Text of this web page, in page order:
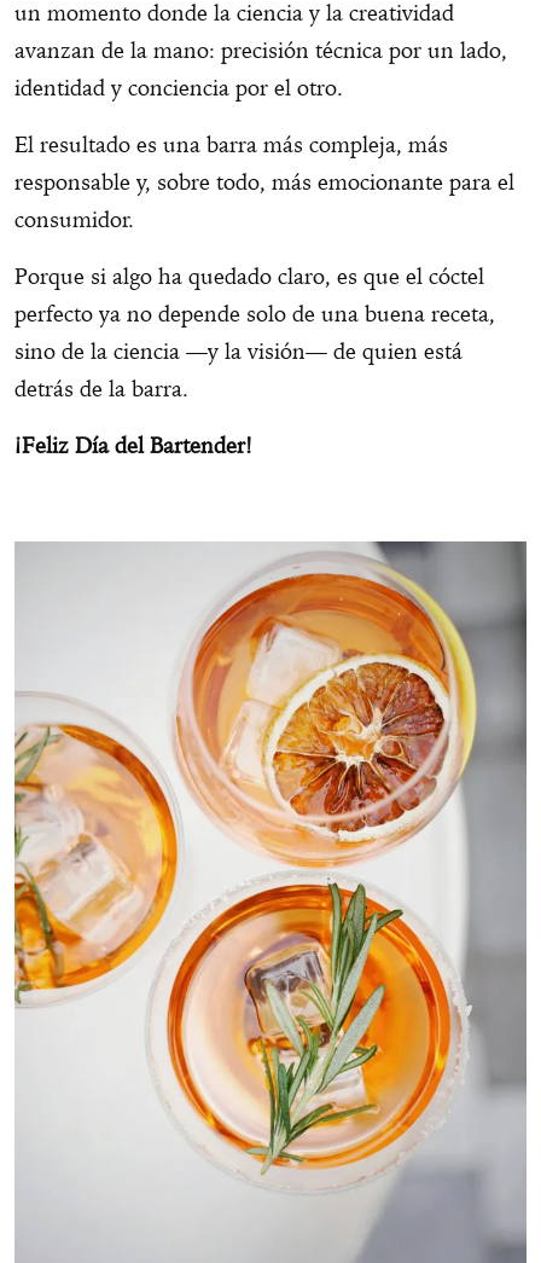
un momento donde la ciencia y la creatividad
avanzan de la mano: precisión técnica por un lado,
identidad y conciencia por el otro.
El resultado es una barra más compleja, más
responsable y, sobre todo, más emocionante para el
consumidor.
Porque si algo ha quedado claro, es que el cóctel
perfecto ya no depende solo de una buena receta,
sino de la ciencia —y la visión— de quien está
detrás de la barra.
¡Feliz Día del Bartender!